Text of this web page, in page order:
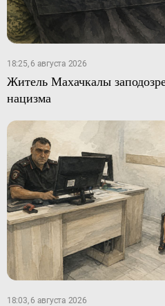
18:25, 6 августа 2026
Житель Махачкалы
нацизма
18:03, 6 августа 2026